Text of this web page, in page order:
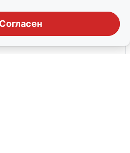
Согласен
ход работ,
половину